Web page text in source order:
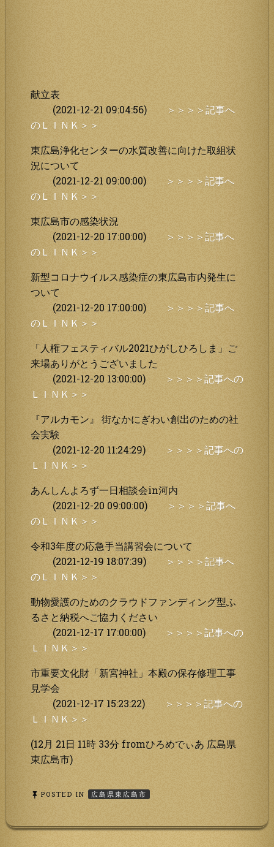
献立表
(2021-12-21 09:04:56)
＞＞＞＞記事へ
のＬＩＮＫ＞＞
東広島浄化センターの水質改善に向けた取組状
況について
(2021-12-21 09:00:00)
＞＞＞＞記事へ
のＬＩＮＫ＞＞
東広島市の感染状況
(2021-12-20 17:00:00)
＞＞＞＞記事へ
のＬＩＮＫ＞＞
新型コロナウイルス感染症の東広島市内発生に
ついて
(2021-12-20 17:00:00)
＞＞＞＞記事へ
のＬＩＮＫ＞＞
「人権フェスティバル2021ひがしひろしま」ご
来場ありがとうございました
(2021-12-20 13:00:00)
＞＞＞＞記事への
ＬＩＮＫ＞＞
『アルカモン』 街なかにぎわい創出のための社
会実験
(2021-12-20 11:24:29)
＞＞＞＞記事への
ＬＩＮＫ＞＞
あんしんよろず一日相談会in河内
(2021-12-20 09:00:00)
＞＞＞＞記事へ
のＬＩＮＫ＞＞
令和3年度の応急手当講習会について
(2021-12-19 18:07:39)
＞＞＞＞記事へ
のＬＩＮＫ＞＞
動物愛護のためのクラウドファンディング型ふ
るさと納税へご協力ください
(2021-12-17 17:00:00)
＞＞＞＞記事への
ＬＩＮＫ＞＞
市重要文化財「新宮神社」本殿の保存修理工事
見学会
(2021-12-17 15:23:22)
＞＞＞＞記事への
ＬＩＮＫ＞＞
(12月 21日 11時 33分 fromひろめでぃあ 広島県
東広島市)
POSTED IN 広島県東広島市